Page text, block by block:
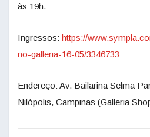
às 19h.
Ingressos: https://
no-galleria-16-05/3346733
Endereço: Av. Bailarina Selma
Nilópolis, Campinas (Galleria